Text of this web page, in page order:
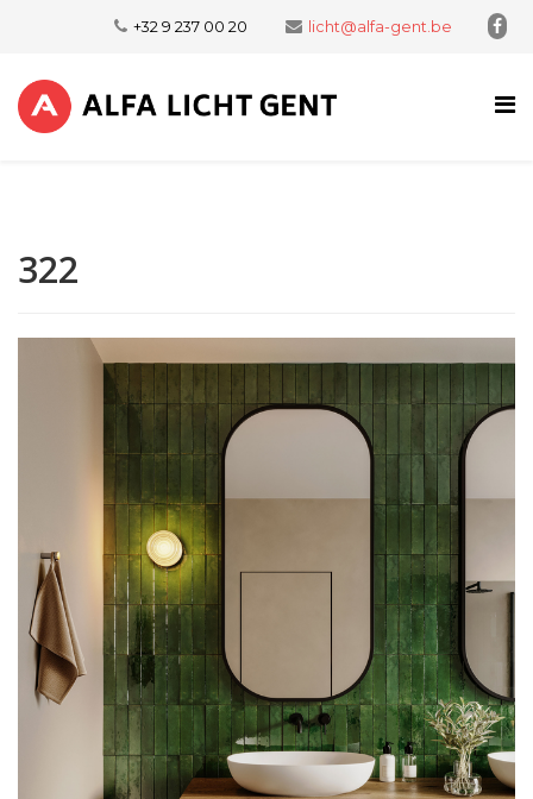
+32 9 237 00 20 licht@alfa-gent.be
322